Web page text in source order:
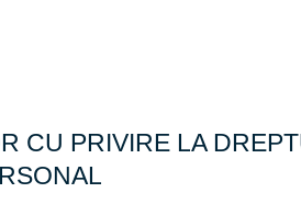
CU PRIVIRE LA